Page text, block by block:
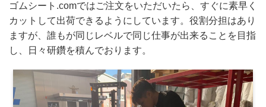
ゴムシート.comではご注文をいただいたら、すぐに素早く
カットして出荷できるようにしています。役割分担はあり
ますが、誰もが同じレベルで同じ仕事が出来ることを目指
し、日々研鑽を積んでおります。